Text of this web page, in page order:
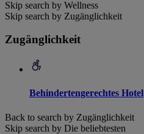
Skip search by Wellness
Skip search by Zugänglichkeit
Zugänglichkeit
Behindertengerechtes Hotel
Back to search by Zugänglichkeit
Skip search by Die beliebtesten